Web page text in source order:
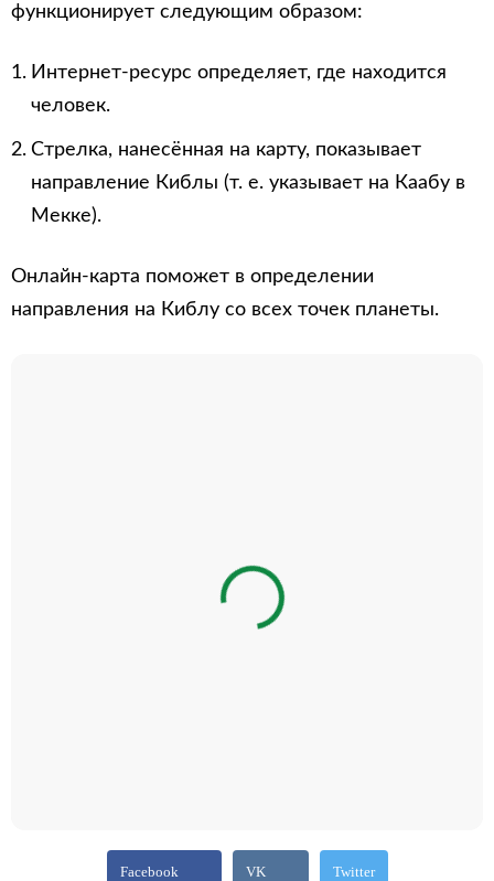
функционирует следующим образом:
Интернет-ресурс определяет, где находится
человек.
Стрелка, нанесённая на карту, показывает
направление Киблы (т. е. указывает на Каабу в
Мекке).
Онлайн-карта поможет в определении
направления на Киблу со всех точек планеты.
Facebook VK Twitter